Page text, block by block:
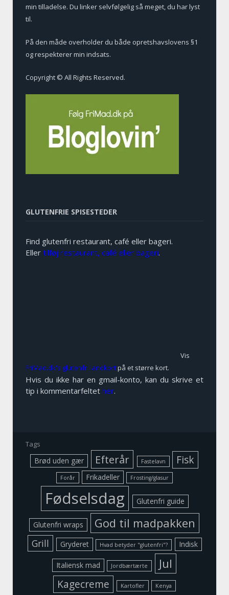
min tilladelse. Du linker selvfølgelig så meget, du har lyst
til.
På den måde overholder du både opretshavslovens §1
og respekterer min indsats.
Copyright © All Rights Reserved.
GLUTENFRIE SPISESTEDER
Find glutenfri restaurant, café eller bageri.
Eller tilføj restaurant, café eller bageri.
Vis
FriMad.dk's glutenfri landkortpå et større kort.
Hvis du ikke har en gmail-konto, kan du skrive et
tip i kommentarfeltet her.
Tags
Brød uden gær Efterår Fastelavn Fisk
Forår Frikadeller Frosting/glasur
Fødselsdag Glutenfri guide
Glutenfri wraps God til madpakken
Grill Gryderet Hvad betyder "glutenfri"? Indisk
Italiensk mad Jordbærtærte Jul
Kagecreme Kartofler Kenya